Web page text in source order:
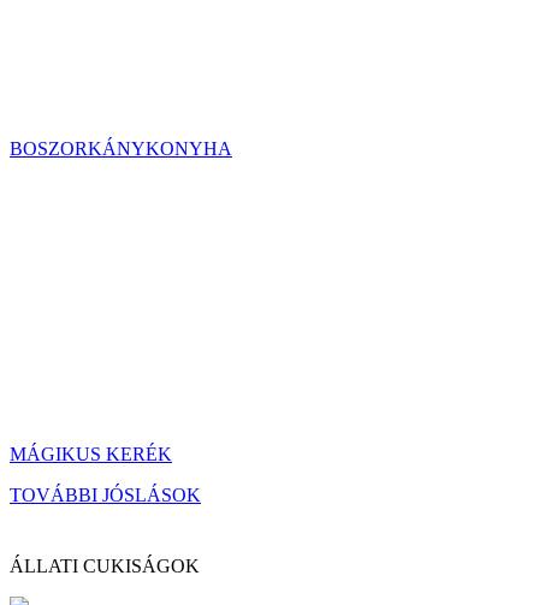
BOSZORKÁNYKONYHA
MÁGIKUS KERÉK
TOVÁBBI JÓSLÁSOK
ÁLLATI CUKISÁGOK